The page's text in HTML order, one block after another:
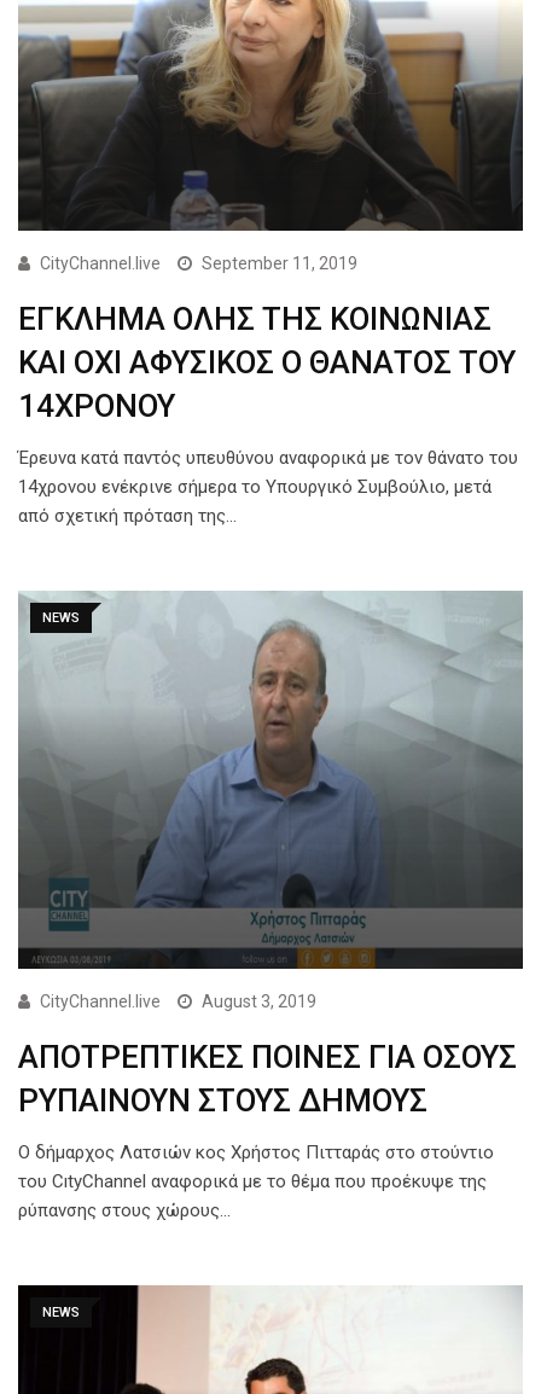
CityChannel.live September 11, 2019
ΕΓΚΛΗΜΑ ΟΛΗΣ ΤΗΣ ΚΟΙΝΩΝΙΑΣ
ΚΑΙ ΟΧΙ ΑΦΥΣΙΚΟΣ Ο ΘΑΝΑΤΟΣ ΤΟΥ
14ΧΡΟΝΟΥ
Έρευνα κατά παντός υπευθύνου αναφορικά με τον θάνατο του
14χρονου ενέκρινε σήμερα το Υπουργικό Συμβούλιο, μετά
από σχετική πρόταση της…
NEWS
CityChannel.live August 3, 2019
ΑΠΟΤΡΕΠΤΙΚΕΣ ΠΟΙΝΕΣ ΓΙΑ ΟΣΟΥΣ
ΡΥΠΑΙΝΟΥΝ ΣΤΟΥΣ ΔΗΜΟΥΣ
Ο δήμαρχος Λατσιών κος Χρήστος Πιτταράς στο στούντιο
του CıtyChannel αναφορικά με το θέμα που προέκυψε της
ρύπανσης στους χώρους…
NEWS